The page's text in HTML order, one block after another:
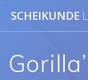
SCHEIKUNDE